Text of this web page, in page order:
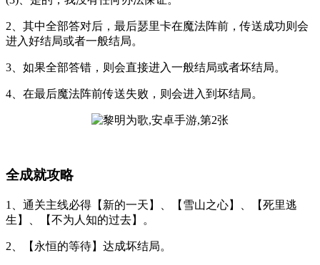
2、其中全部答对后，最后瑟里卡在魔法阵前，传送成功则会
进入好结局或者一般结局。
3、如果全部答错，则会直接进入一般结局或者坏结局。
4、在最后魔法阵前传送失败，则会进入到坏结局。
全成就攻略
1、通关主线必得【新的一天】、【雪山之心】、【死里逃
生】、【不为人知的过去】。
2、【永恒的等待】达成坏结局。